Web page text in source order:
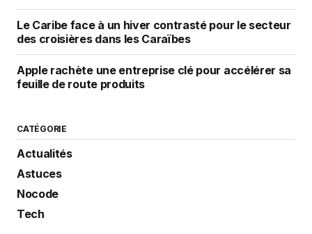
Le Caribe face à un hiver contrasté pour le secteur
des croisières dans les Caraïbes
Apple rachète une entreprise clé pour accélérer sa
feuille de route produits
CATÉGORIE
Actualités
Astuces
Nocode
Tech